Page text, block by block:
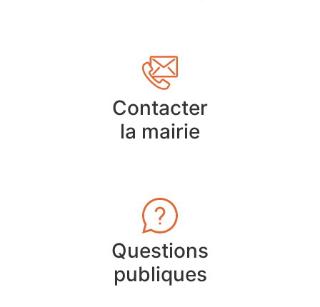
Contacter
la mairie
Questions
publiques